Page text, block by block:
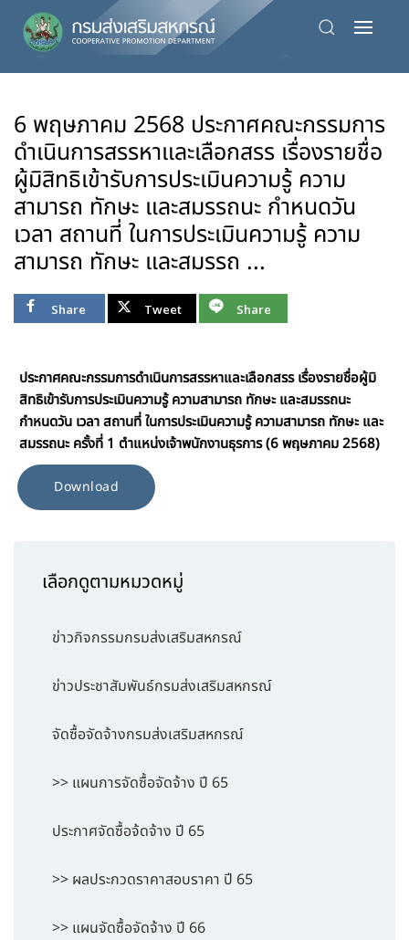
Skip
to
content
6 พฤษภาคม 2568 ประกาศคณะกรรมการ
ดำเนินการสรรหาและเลือกสรร เรื่องรายชื่อ
ผู้มิสิทธิเข้ารับการประเมินความรู้ ความ
สามารถ ทักษะ และสมรรถนะ กำหนดวัน
เวลา สถานที่ ในการประเมินความรู้ ความ
สามารถ ทักษะ และสมรรถ ...
Share Tweet Share
ประกาศคณะกรรมการดำเนินการสรรหาและเลือกสรร เรื่องรายชื่อผู้มิ
สิทธิเข้ารับการประเมินความรู้ ความสามารถ ทักษะ และสมรรถนะ
กำหนดวัน เวลา สถานที่ ในการประเมินความรู้ ความสามารถ ทักษะ และ
สมรรถนะ ครั้งที่ 1 ตำแหน่งเจ้าพนักงานธุรการ (6 พฤษภาคม 2568)
Download
เลือกดูตามหมวดหมู่
ข่าวกิจกรรมกรมส่งเสริมสหกรณ์
ข่าวประชาสัมพันธ์กรมส่งเสริมสหกรณ์
จัดซื้อจัดจ้างกรมส่งเสริมสหกรณ์
>> แผนการจัดซื้อจัดจ้าง ปี 65
ประกาศจัดซื้อจ้ดจ้าง ปี 65
>> ผลประกวดราคาสอบราคา ปี 65
>> แผนจัดซื้อจัดจ้าง ปี 66